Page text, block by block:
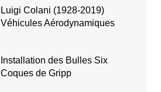
Luigi Colani (1928-2019)
Véhicules Aérodynamiques
Installation des Bulles Six
Coques de Gripp